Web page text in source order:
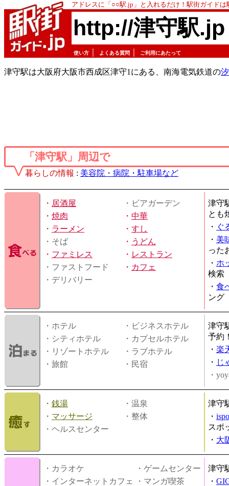
アドレスに「○○駅.jp」と入れるだけ！駅街ガイド
http://津守駅.jp
使い方 よくある質問 ご利用にあたって
津守駅は大阪府大阪市西成区津守1にある、南海電気鉄道の
「津守駅」周辺で
暮らしの情報 : 美容院・病院・駐車場など
・ 居酒屋
・ビアガーデン
・ 焼肉 ・ 中華
・ ラーメン ・ すし
・そば
・ うどん
・ ファミレス ・ レストラン
・ファストフード
・ カフェ
・デリバリー
津守
とも
・ ぐ
・ 美
った
・ ホ
検索
・ 食
ング
・ホテル
・ビジネスホテル
・シティホテル
・カプセルホテル
・リゾートホテル
・ラブホテル
・旅館
・民宿
津守
予約
・ 楽
・ じ
・
・ 銭湯
・温泉
・ マッサージ
・整体
・ヘルスセンター
津守
・
スポ
・ 大
・カラオケ
・ゲームセンター
・インターネットカフェ
・マンガ喫茶
津守
・